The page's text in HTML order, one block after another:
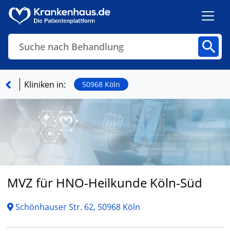
Suche nach Behandlung
Finden
Kliniken in: 50968 Köln
MVZ für HNO-Heilkunde Köln-Süd
Schönhauser Str. 62, 50968 Köln